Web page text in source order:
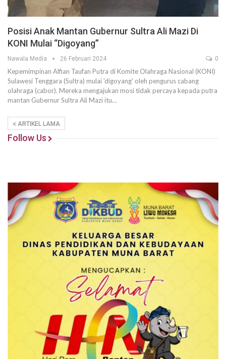
Posisi Anak Mantan Gubernur Sultra Ali Mazi Di
KONI Mulai “Digoyang”
Nawala Media 26 Februari 2024 0
Kepemimpinan Alfian Taufan Putra di Komite Olahraga Nasional (KONI)
Sulawesi Tenggara (Sultra) mulai 'digoyang' oleh pengurus cabang
olahraga (cabor). Mereka mengajukan mosi tidak percaya kepada putra
mantan Gubernur Sultra Ali Mazi itu…
ARTIKEL LAMA
Follow Us